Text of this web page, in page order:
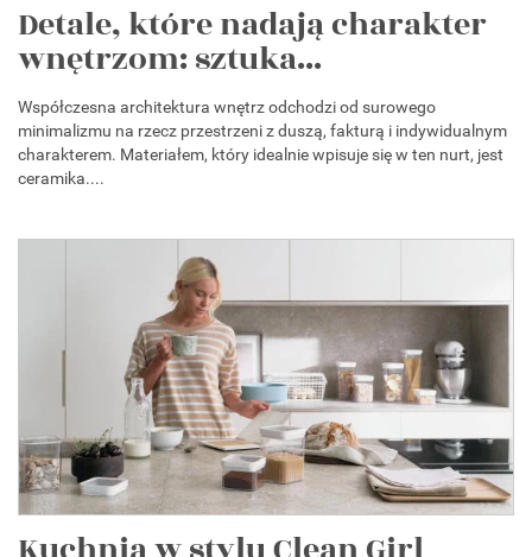
Detale, które nadają charakter
wnętrzom: sztuka...
Współczesna architektura wnętrz odchodzi od surowego
minimalizmu na rzecz przestrzeni z duszą, fakturą i indywidualnym
charakterem. Materiałem, który idealnie wpisuje się w ten nurt, jest
ceramika....